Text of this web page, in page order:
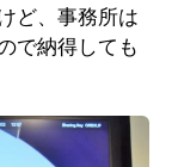
ど、事務所は
で納得しても